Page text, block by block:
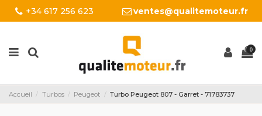
+34 617 256 623 ventes@qualitemoteur.fr
0
Accueil Turbos Peugeot Turbo Peugeot 807 - Garret - 71783737